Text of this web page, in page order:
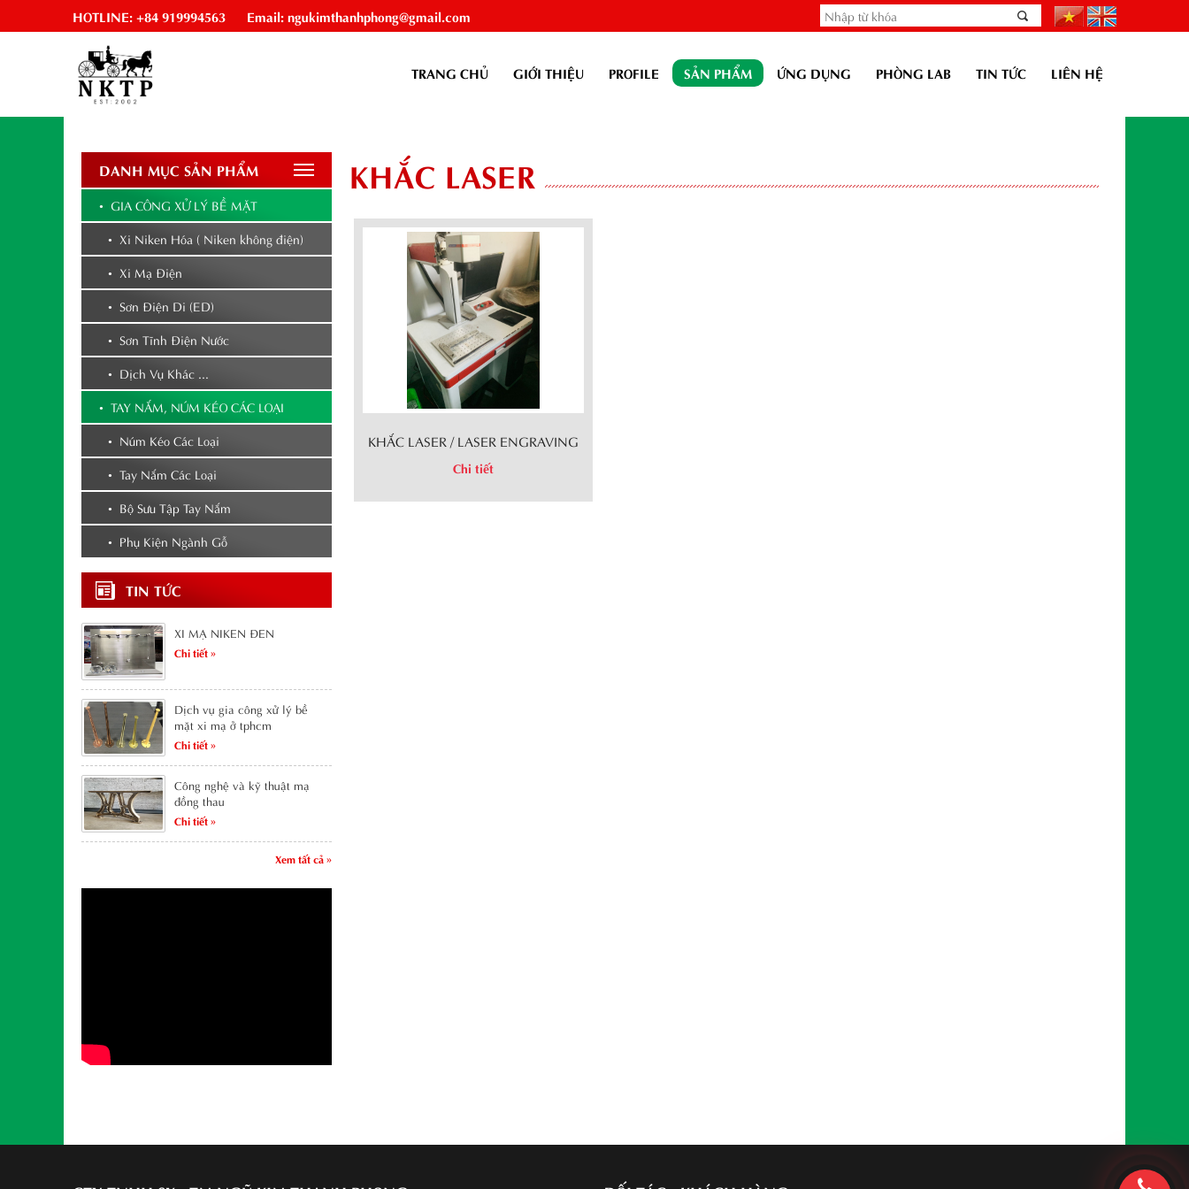
HOTLINE: +84 919994563 Email: ngukimthanhphong@gmail.com
TRANG CHỦ GIỚI THIỆU PROFILE SẢN PHẨM ỨNG DỤNG PHÒNG LAB TIN TỨC LIÊN HỆ
DANH MỤC SẢN PHẨM
• GIA CÔNG XỬ LÝ BỀ MẶT
• Xi Niken Hóa ( Niken không điện)
• Xi Mạ Điện
• Sơn Điện Di (ED)
• Sơn Tĩnh Điện Nước
• Dịch Vụ Khác ...
• TAY NẮM, NÚM KÉO CÁC LOẠI
• Núm Kéo Các Loại
• Tay Nắm Các Loại
• Bộ Sưu Tập Tay Nắm
• Phụ Kiện Ngành Gỗ
TIN TỨC
XI MẠ NIKEN ĐEN
Chi tiết »
Dịch vụ gia công xử lý bề
mặt xi mạ ở tphcm
Chi tiết »
Công nghệ và kỹ thuật mạ
đồng thau
Chi tiết »
Xem tất cả »
KHẮC LASER
KHẮC LASER / LASER ENGRAVING
Chi tiết